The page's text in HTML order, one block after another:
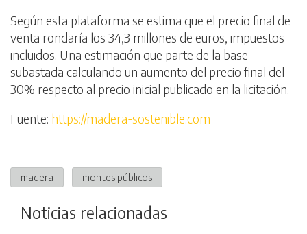
Según esta plataforma se estima que el precio final de
venta rondaría los 34,3 millones de euros, impuestos
incluidos. Una estimación que parte de la base
subastada calculando un aumento del precio final del
30% respecto al precio inicial publicado en la licitación.
Fuente: https://madera-sostenible.com
madera montes públicos
Noticias relacionadas